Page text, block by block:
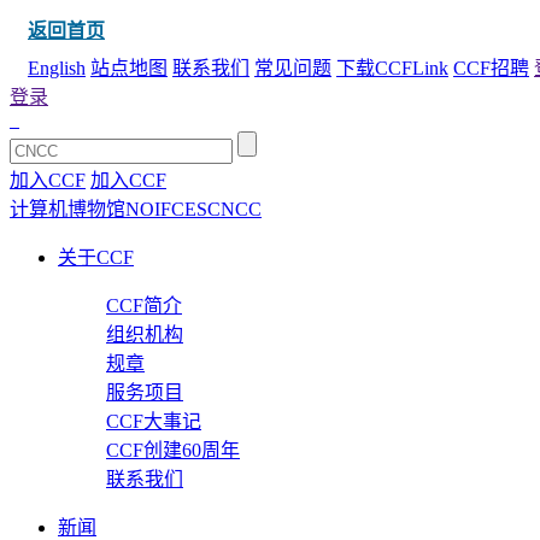
返回首页
English 站点地图 联系我们 常见问题 下载CCFLink CCF招聘
登录
加入CCF 加入CCF
计算机博物馆NOIFCESCNCC
关于CCF
CCF简介
组织机构
规章
服务项目
CCF大事记
CCF创建60周年
联系我们
新闻